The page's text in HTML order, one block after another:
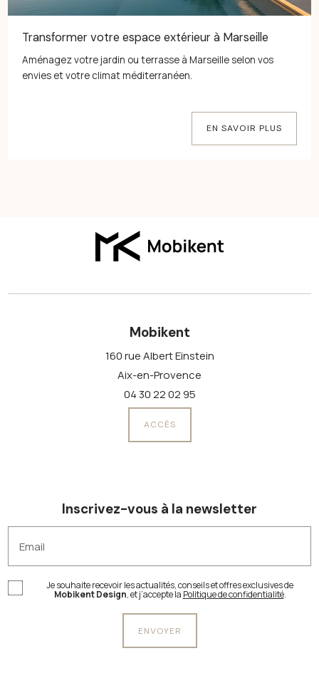
Transformer votre espace extérieur à Marseille
Aménagez votre jardin ou terrasse à Marseille selon vos
envies et votre climat méditerranéen.
EN SAVOIR PLUS
Mobikent
160 rue Albert Einstein
Aix-en-Provence
04 30 22 02 95
ACCÈS
Inscrivez-vous à la newsletter
Email
Je souhaite recevoir les actualités, conseils et offres exclusives de
Mobikent Design, et j’accepte la Politique de confidentialité.